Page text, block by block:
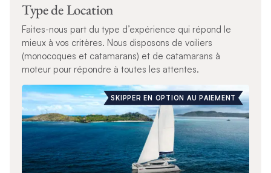
Type de Location
Faites-nous part du type d’expérience qui répond le
mieux à vos critères. Nous disposons de voiliers
(monocoques et catamarans) et de catamarans à
moteur pour répondre à toutes les attentes.
SKIPPER EN OPTION AU PAIEMENT